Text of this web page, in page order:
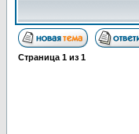
Страница 1 из 1